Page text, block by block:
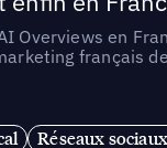
Overviews en
français
Réseaux